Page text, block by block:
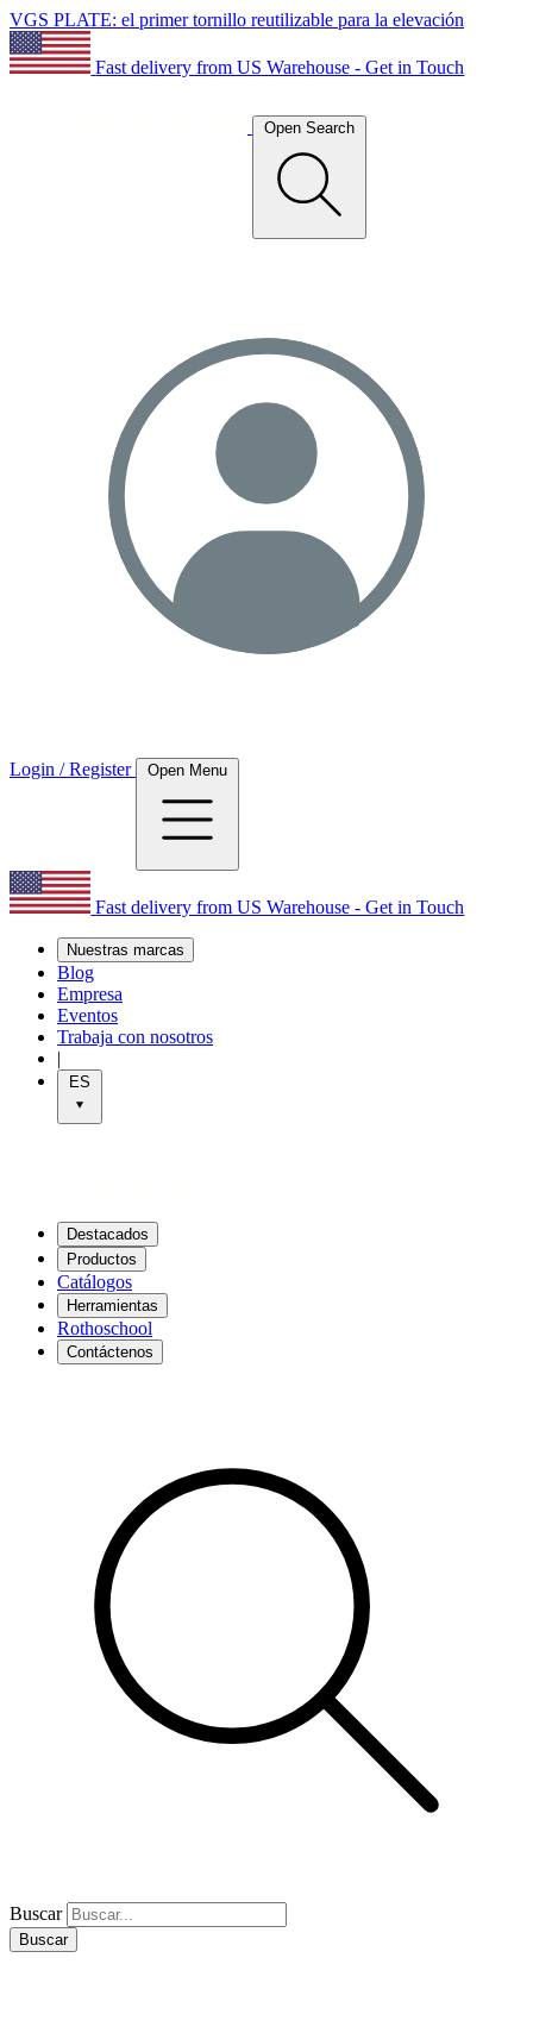
VGS PLATE: el primer tornillo reutilizable para la elevación
Fast delivery from US Warehouse - Get in Touch
Open Search
Login / Register Open Menu
Fast delivery from US Warehouse - Get in Touch
Nuestras marcas
Blog
Empresa
Eventos
Trabaja con nosotros
|
ES
Destacados
Productos
Catálogos
Herramientas
Rothoschool
Contáctenos
Buscar
Buscar